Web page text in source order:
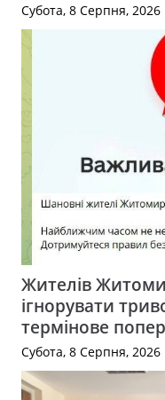
Субота, 8 Серпня, 2026
Жителів
ігнорувати
термінове
Субота, 8 Серпня, 2026